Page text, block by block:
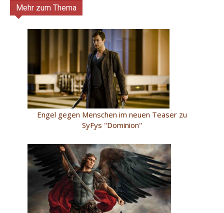
Mehr zum Thema
Engel gegen Menschen im neuen Teaser zu
SyFys "Dominion"